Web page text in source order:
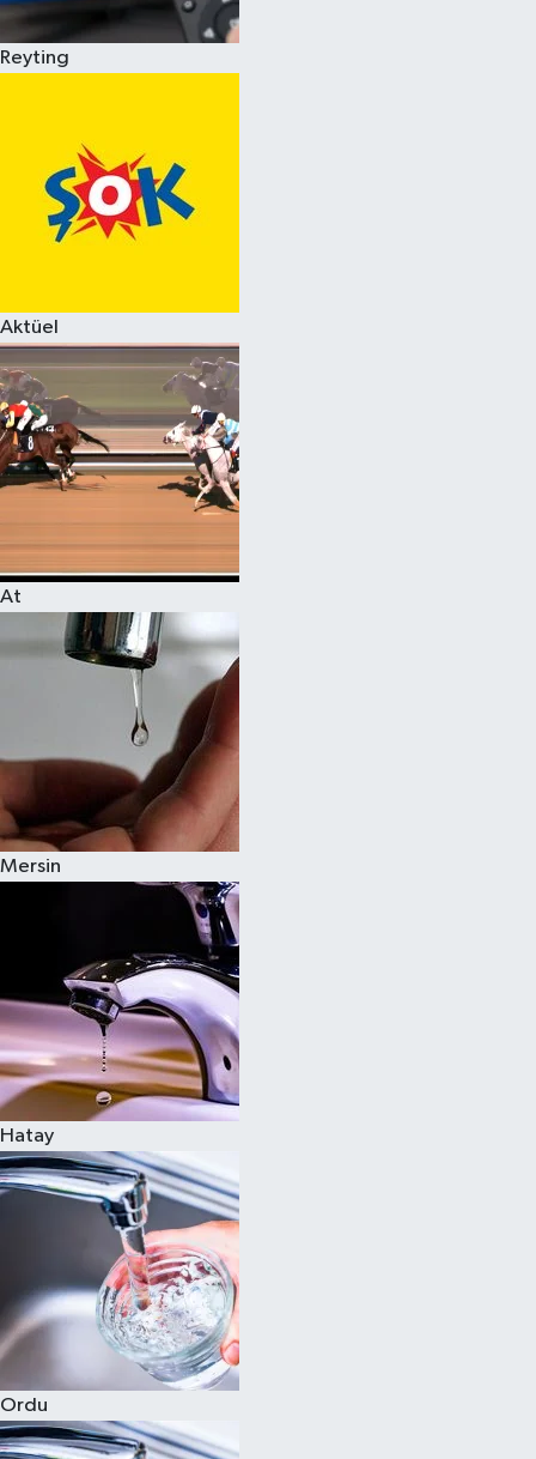
Reyting
Aktüel
At
Mersin
Hatay
Ordu